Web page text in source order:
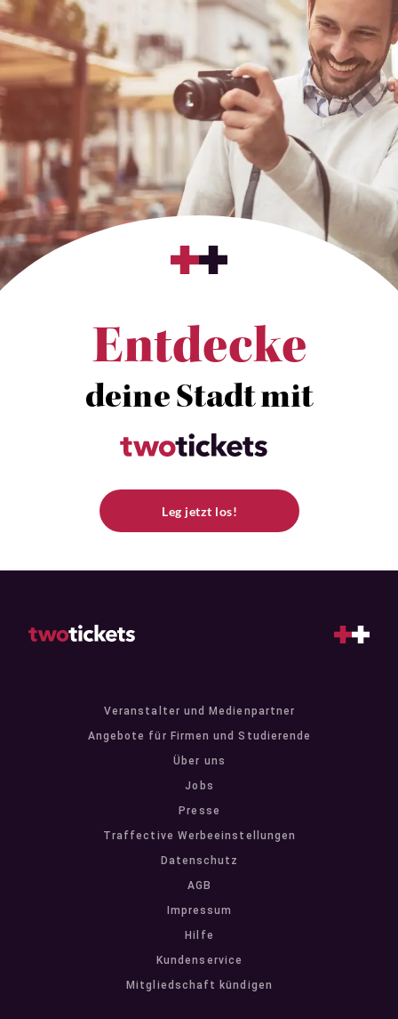
Entdecke
deine Stadt mit
Leg jetzt los!
Veranstalter und Medienpartner
Angebote für Firmen und Studierende
Über uns
Jobs
Presse
Traffective Werbeeinstellungen
Datenschutz
AGB
Impressum
Hilfe
Kundenservice
Mitgliedschaft kündigen